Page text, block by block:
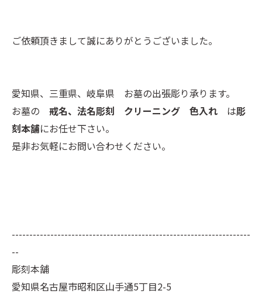
ご依頼頂きまして誠にありがとうございました。
愛知県、三重県、岐阜県 お墓の出張彫り承ります。
お墓の 戒名、法名彫刻 クリーニング 色入れ は彫
刻本舗にお任せ下さい。
是非お気軽にお問い合わせください。
--------------------------------------------------------------------
--
彫刻本舗
愛知県名古屋市昭和区山手通5丁目2-5